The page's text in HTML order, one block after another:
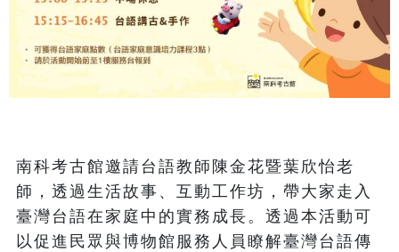
南科考古館邀請台語教師陳金花暨葉欣怡老
師，透過生活故事、互動工作坊，帶大家走入
臺灣台語在家庭中的實務成長。透過本活動可
以促進民眾與博物館服務人員瞭解臺灣台語傳